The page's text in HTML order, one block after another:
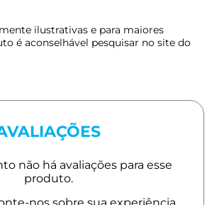
ilustrativas e para maiores
é aconselhável pesquisar no site do